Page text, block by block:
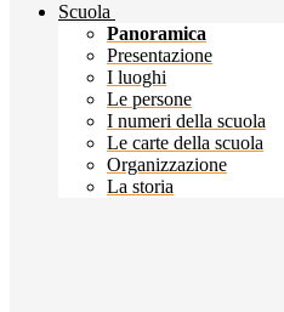
Scuola
Panoramica
Presentazione
I luoghi
Le persone
I numeri della scuola
Le carte della scuola
Organizzazione
La storia